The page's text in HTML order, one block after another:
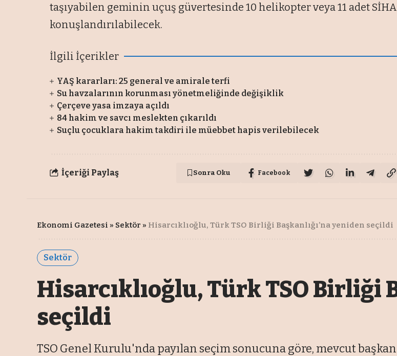
taşıyabilen geminin uçuş güvertesinde 10 helikopter veya 11 adet SİHA
konuşlandırılabilecek.
İlgili İçerikler
YAŞ kararları: 25 general ve amirale terfi
Su havzalarının korunması yönetmeliğinde değişiklik
Çerçeve yasa imzaya açıldı
84 hakim ve savcı meslekten çıkarıldı
Suçlu çocuklara hakim takdiri ile müebbet hapis verilebilecek
İçeriği Paylaş Sonra Oku Facebook
Ekonomi Gazetesi » Sektör » Hisarcıklıoğlu, Türk TSO Birliği Başkanlığı’na yeniden seçildi
Sektör
Hisarcıklıoğlu, Türk TSO Birliği
seçildi
TSO Genel Kurulu'nda payılan seçim sonucuna göre, mevcut